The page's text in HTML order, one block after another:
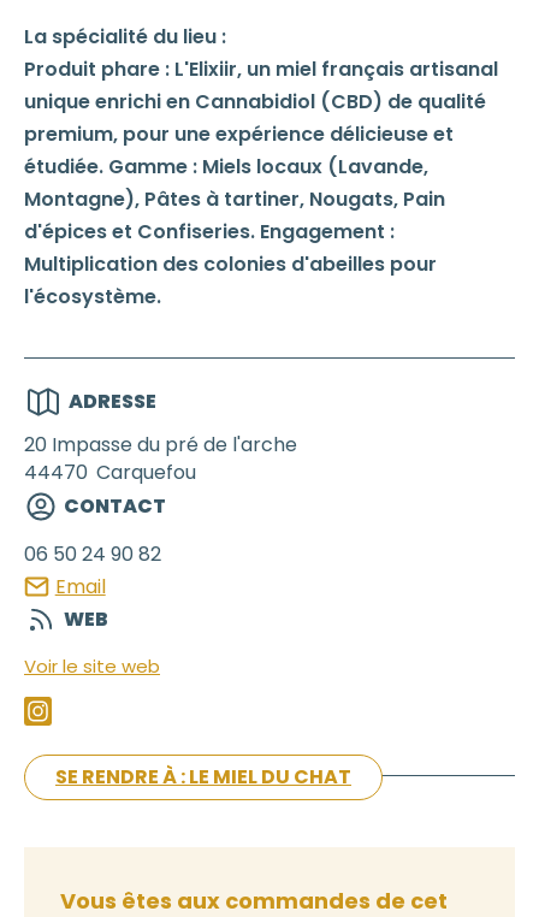
La spécialité du lieu :
Produit phare : L'Elixiir, un miel français artisanal
unique enrichi en Cannabidiol (CBD) de qualité
premium, pour une expérience délicieuse et
étudiée. Gamme : Miels locaux (Lavande,
Montagne), Pâtes à tartiner, Nougats, Pain
d'épices et Confiseries. Engagement :
Multiplication des colonies d'abeilles pour
l'écosystème.
ADRESSE
20 Impasse du pré de l'arche
44470 Carquefou
CONTACT
06 50 24 90 82
Email
WEB
Voir le site web
SE RENDRE À : LE MIEL DU CHAT
Vous êtes aux commandes de cet